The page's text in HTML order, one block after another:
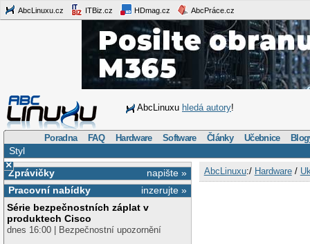
AbcLinuxu.cz ITBiz.cz HDmag.cz AbcPráce.cz
AbcLinuxu hledá autory!
Poradna FAQ Hardware Software Články Učebnice
Styl
×
napište »
Zprávičky
inzerujte »
Pracovní nabídky
Série bezpečnostních záplat v
produktech Cisco
dnes 16:00 | Bezpečnostní upozornění
AbcLinuxu:/ Hardware/